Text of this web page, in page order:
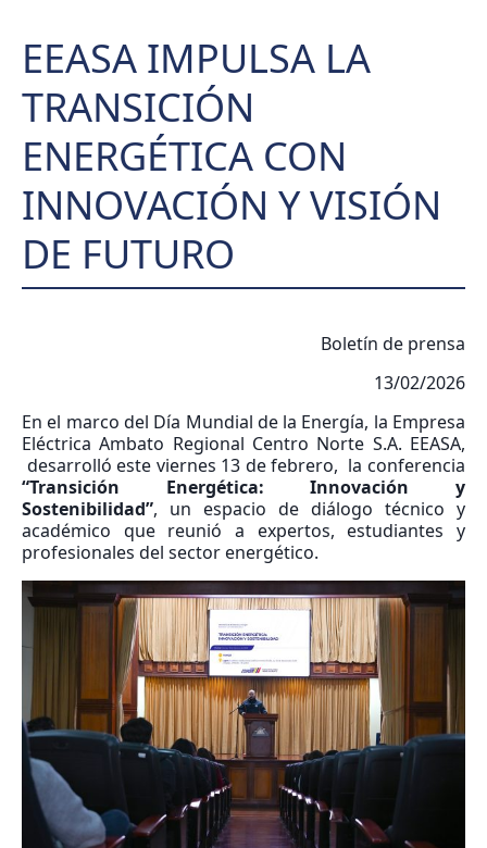
EEASA IMPULSA LA
TRANSICIÓN
ENERGÉTICA CON
INNOVACIÓN Y VISIÓN
DE FUTURO
Boletín de prensa
13/02/2026
En el marco del Día Mundial de la Energía, la Empresa
Eléctrica Ambato Regional Centro Norte S.A. EEASA,
desarrolló este viernes 13 de febrero, la conferencia
“Transición Energética: Innovación y
Sostenibilidad”, un espacio de diálogo técnico y
académico que reunió a expertos, estudiantes y
profesionales del sector energético.